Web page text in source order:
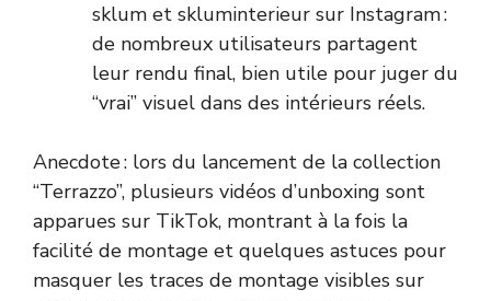
sklum et skluminterieur sur Instagram :
de nombreux utilisateurs partagent
leur rendu final, bien utile pour juger du
“vrai” visuel dans des intérieurs réels.
Anecdote : lors du lancement de la collection
“Terrazzo”, plusieurs vidéos d’unboxing sont
apparues sur TikTok, montrant à la fois la
facilité de montage et quelques astuces pour
masquer les traces de montage visibles sur